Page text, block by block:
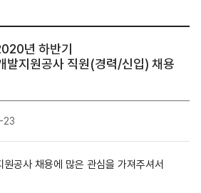
년 하반기
발지원공사 직원(경력/신입) 채용
23
공사 채용에 많은 관심을 가져주셔서